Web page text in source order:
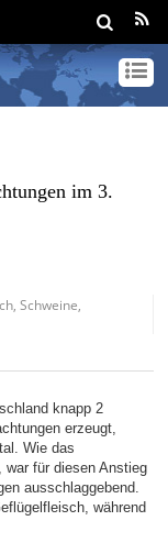
im 3.
,Schweine
knapp 2
erzeugt,
Wie das
für diesen Anstieg
ausschlaggebend.
während